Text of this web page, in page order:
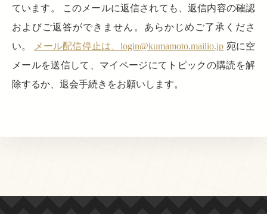
ています。 このメールに返信されても、返信内容の確認
およびご返答ができません。あらかじめご了承くださ
い。
メール配信停止は、login@kumamoto.mailio.jp 宛に空
メールを送信して、マイページにてトピックの購読を解
除するか、退会手続きをお願いします。